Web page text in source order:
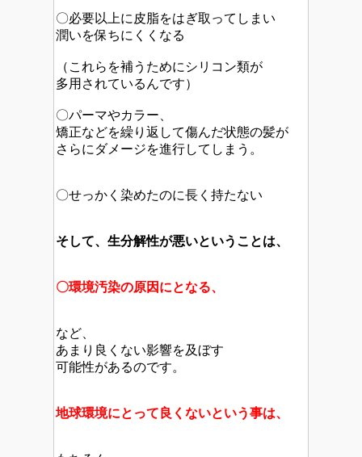
〇必要以上に皮脂をはぎ取ってしまい
潤いを保ちにくくなる
（これらを補うためにシリコン類が
多用されているんです）
〇パーマやカラー、
矯正などを繰り返して傷んだ状態の髪が
さらにダメージを進行してしまう。
〇せっかく染めたのに長く持たない
そして、生分解性が悪いということは、
〇環境汚染の原因にとなる、
など、
あまり良くない影響を及ぼす
可能性があるのです。
地球環境にとって良くないという事は、